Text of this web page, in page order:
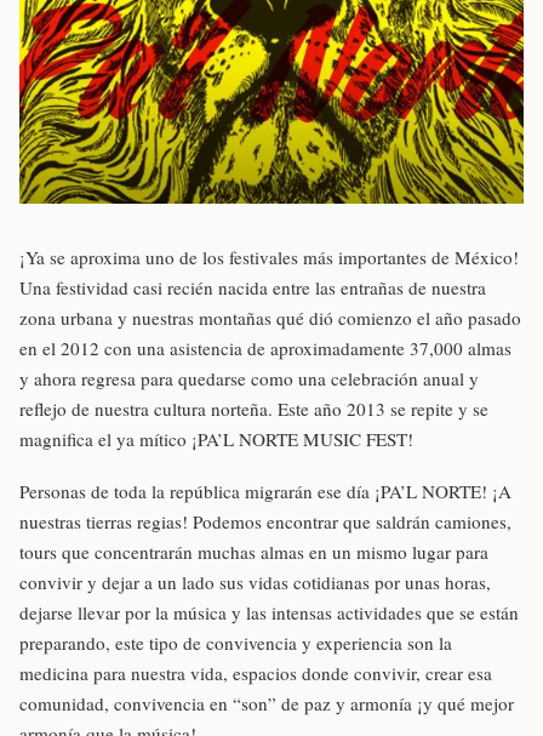
¡Ya se aproxima uno de los festivales más importantes de México!
Una festividad casi recién nacida entre las entrañas de nuestra
zona urbana y nuestras montañas qué dió comienzo el año pasado
en el 2012 con una asistencia de aproximadamente 37,000 almas
y ahora regresa para quedarse como una celebración anual y
reflejo de nuestra cultura norteña. Este año 2013 se repite y se
magnifica el ya mítico ¡PA’L NORTE MUSIC FEST!
Personas de toda la república migrarán ese día ¡PA’L NORTE! ¡A
nuestras tierras regias! Podemos encontrar que saldrán camiones,
tours que concentrarán muchas almas en un mismo lugar para
convivir y dejar a un lado sus vidas cotidianas por unas horas,
dejarse llevar por la música y las intensas actividades que se están
preparando, este tipo de convivencia y experiencia son la
medicina para nuestra vida, espacios donde convivir, crear esa
comunidad, convivencia en “son” de paz y armonía ¡y qué mejor